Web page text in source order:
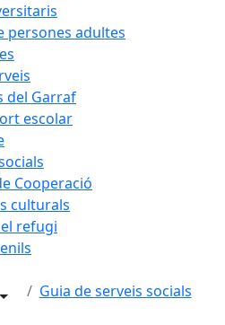
persones adultes
del Garraf
escolar
Cooperació
culturals
refugi
Guia de serveis socials